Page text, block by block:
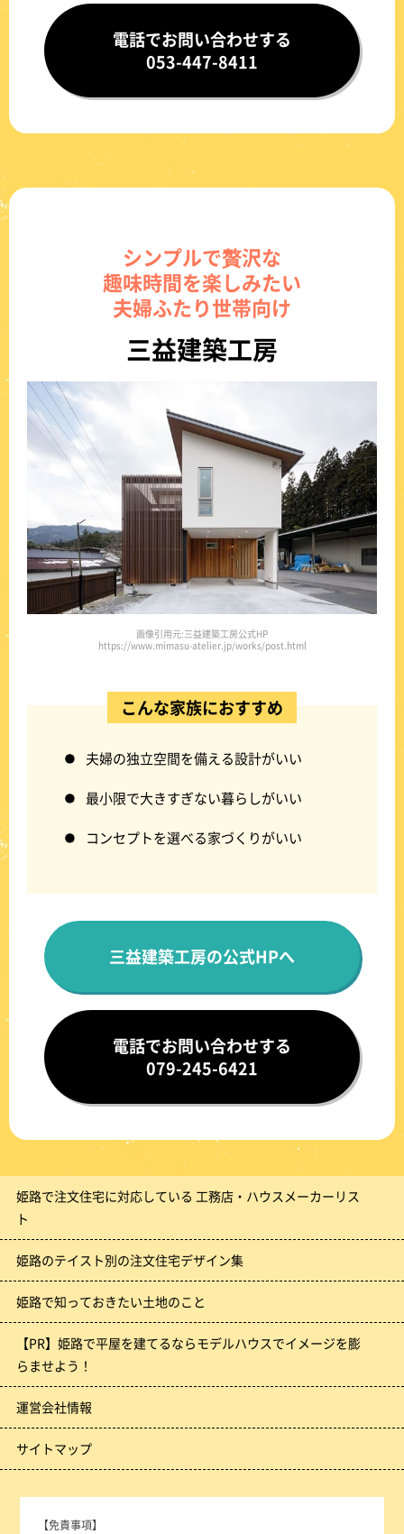
電話でお問い合わせする
053-447-8411
シンプルで贅沢な
趣味時間を楽しみたい
夫婦ふたり世帯向け
三益建築工房
画像引用元:三益建築工房公式HP
https://www.mimasu-atelier.jp/works/post.html
こんな家族におすすめ
夫婦の独立空間を備える設計がいい
最小限で大きすぎない暮らしがいい
コンセプトを選べる家づくりがいい
三益建築工房の公式HPへ
電話でお問い合わせする
079-245-6421
姫路で注文住宅に対応している 工務店・ハウスメーカーリス
ト
姫路のテイスト別の注文住宅デザイン集
姫路で知っておきたい土地のこと
【PR】姫路で平屋を建てるならモデルハウスでイメージを膨
らませよう！
運営会社情報
サイトマップ
【免責事項】